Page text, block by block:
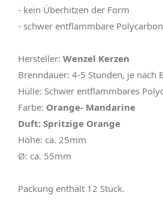
- kein Überhitzen der Form
- schwer entflammbare
Hersteller: Wenzel Kerzen
Brenndauer: 4-5 Stunden, je nach
Hülle: Schwer entflammbares
Farbe: Orange- Mandarine
Duft: Spritzige Orange
Höhe: ca. 25mm
Ø: ca. 55mm
Packung enthält 12 Stück.